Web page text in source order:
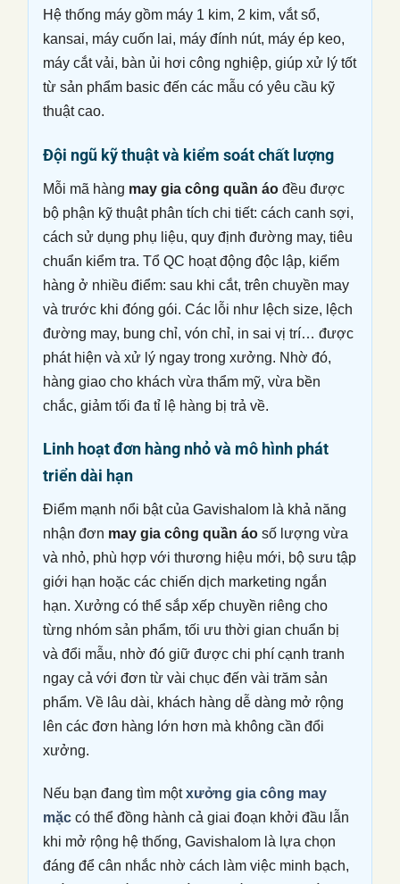
Hệ thống máy gồm máy 1 kim, 2 kim, vắt sổ,
kansai, máy cuốn lai, máy đính nút, máy ép keo,
máy cắt vải, bàn ủi hơi công nghiệp, giúp xử lý tốt
từ sản phẩm basic đến các mẫu có yêu cầu kỹ
thuật cao.
Đội ngũ kỹ thuật và kiểm soát chất lượng
Mỗi mã hàng may gia công quần áo đều được
bộ phận kỹ thuật phân tích chi tiết: cách canh sợi,
cách sử dụng phụ liệu, quy định đường may, tiêu
chuẩn kiểm tra. Tổ QC hoạt động độc lập, kiểm
hàng ở nhiều điểm: sau khi cắt, trên chuyền may
và trước khi đóng gói. Các lỗi như lệch size, lệch
đường may, bung chỉ, vón chỉ, in sai vị trí… được
phát hiện và xử lý ngay trong xưởng. Nhờ đó,
hàng giao cho khách vừa thẩm mỹ, vừa bền
chắc, giảm tối đa tỉ lệ hàng bị trả về.
Linh hoạt đơn hàng nhỏ và mô hình phát
triển dài hạn
Điểm mạnh nổi bật của Gavishalom là khả năng
nhận đơn may gia công quần áo số lượng vừa
và nhỏ, phù hợp với thương hiệu mới, bộ sưu tập
giới hạn hoặc các chiến dịch marketing ngắn
hạn. Xưởng có thể sắp xếp chuyền riêng cho
từng nhóm sản phẩm, tối ưu thời gian chuẩn bị
và đổi mẫu, nhờ đó giữ được chi phí cạnh tranh
ngay cả với đơn từ vài chục đến vài trăm sản
phẩm. Về lâu dài, khách hàng dễ dàng mở rộng
lên các đơn hàng lớn hơn mà không cần đổi
xưởng.
Nếu bạn đang tìm mộtxưởng gia công may
mặc có thể đồng hành cả giai đoạn khởi đầu lẫn
khi mở rộng hệ thống, Gavishalom là lựa chọn
đáng để cân nhắc nhờ cách làm việc minh bạch,